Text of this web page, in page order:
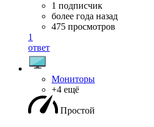
1 подписчик
более года назад
475 просмотров
1
ответ
Мониторы
+4 ещё
Простой